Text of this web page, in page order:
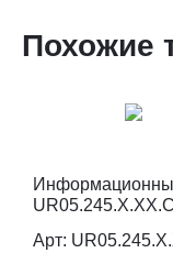
Похожие
UR05.245.X.XX.C
Арт: